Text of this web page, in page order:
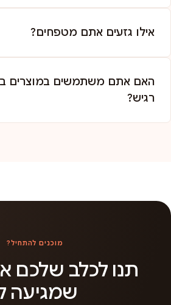
אילו גזעים אתם מטפחים?
האם אתם משתמשים במוצרים
רגיש?
מוכנים להתחיל?
תנו לכלב שלכם
שמגיעה